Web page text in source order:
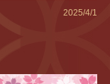
2025/4/1